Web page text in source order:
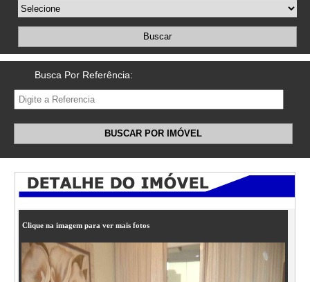
Buscar
Busca Por Referência:
BUSCAR POR IMÓVEL
Clique na imagem para ver mais fotos